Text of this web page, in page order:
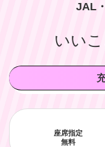
JAL
いい
座席指定
無料